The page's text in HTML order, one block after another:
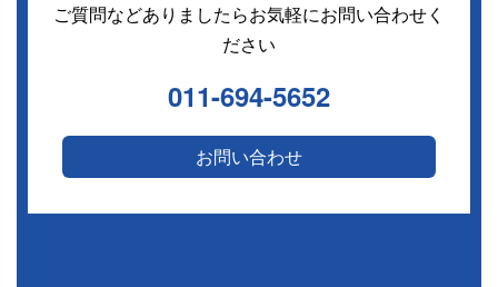
ご質問などありましたらお気軽にお問い合わせく
ださい
011-694-5652
お問い合わせ